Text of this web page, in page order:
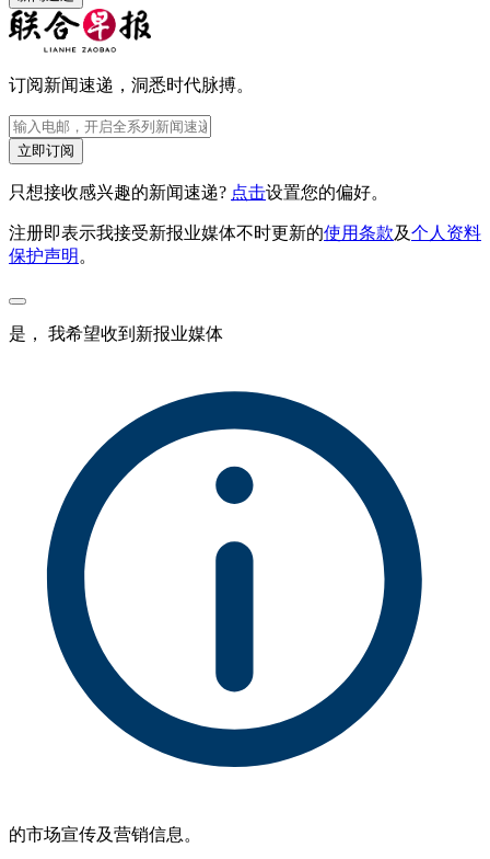
订阅新闻速递，洞悉时代脉搏。
立即订阅
只想接收感兴趣的新闻速递? 点击设置您的偏好。
注册即表示我接受新报业媒体不时更新的使用条款及个人资料
保护声明 。
是， 我希望收到新报业媒体
的市场宣传及营销信息。